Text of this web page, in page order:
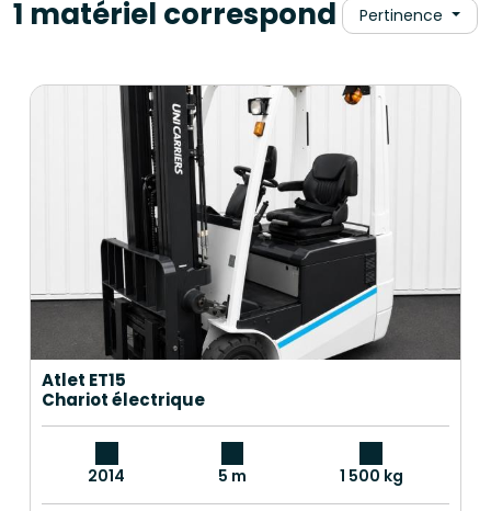
1 matériel correspond Pertinence
Atlet ET15
Chariot électrique
2014 5 m 1 500 kg